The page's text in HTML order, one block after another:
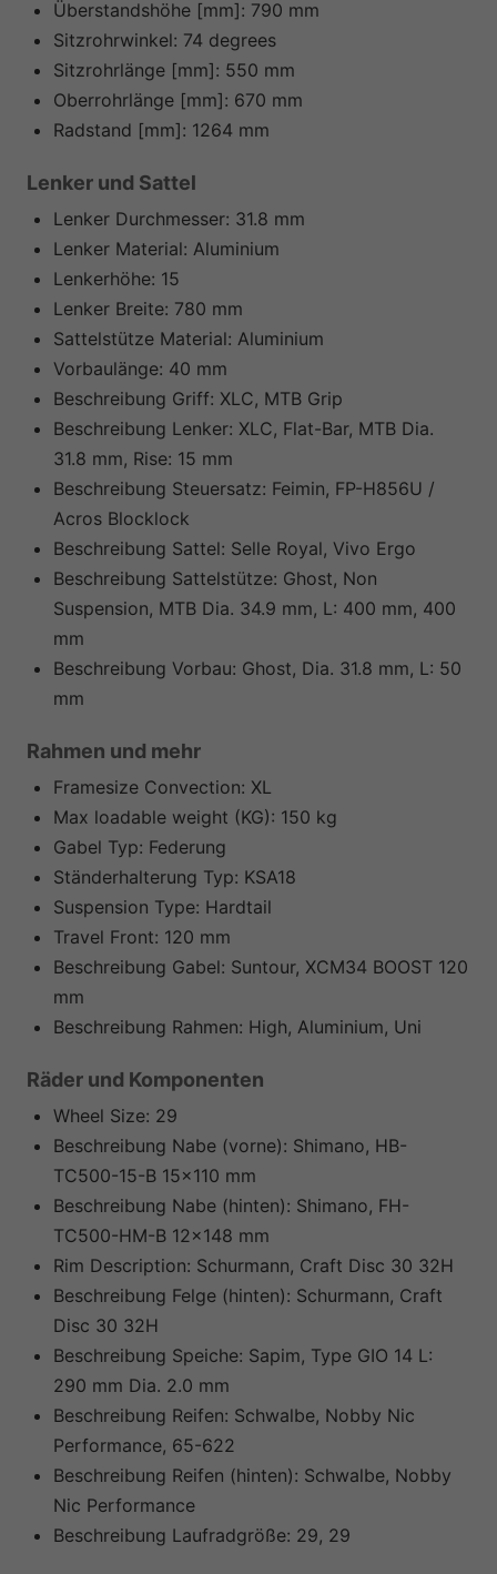
Überstandshöhe [mm]: 790 mm
Sitzrohrwinkel: 74 degrees
Sitzrohrlänge [mm]: 550 mm
Oberrohrlänge [mm]: 670 mm
Radstand [mm]: 1264 mm
Lenker und Sattel
Lenker Durchmesser: 31.8 mm
Lenker Material: Aluminium
Lenkerhöhe: 15
Lenker Breite: 780 mm
Sattelstütze Material: Aluminium
Vorbaulänge: 40 mm
Beschreibung Griff: XLC, MTB Grip
Beschreibung Lenker: XLC, Flat-Bar, MTB Dia.
31.8 mm, Rise: 15 mm
Beschreibung Steuersatz: Feimin, FP-H856U /
Acros Blocklock
Beschreibung Sattel: Selle Royal, Vivo Ergo
Beschreibung Sattelstütze: Ghost, Non
Suspension, MTB Dia. 34.9 mm, L: 400 mm, 400
mm
Beschreibung Vorbau: Ghost, Dia. 31.8 mm, L: 50
mm
Rahmen und mehr
Framesize Convection: XL
Max loadable weight (KG): 150 kg
Gabel Typ: Federung
Ständerhalterung Typ: KSA18
Suspension Type: Hardtail
Travel Front: 120 mm
Beschreibung Gabel: Suntour, XCM34 BOOST 120
mm
Beschreibung Rahmen: High, Aluminium, Uni
Räder und Komponenten
Wheel Size: 29
Beschreibung Nabe (vorne): Shimano, HB-
TC500-15-B 15x110 mm
Beschreibung Nabe (hinten): Shimano, FH-
TC500-HM-B 12x148 mm
Rim Description: Schurmann, Craft Disc 30 32H
Beschreibung Felge (hinten): Schurmann, Craft
Disc 30 32H
Beschreibung Speiche: Sapim, Type GIO 14 L:
290 mm Dia. 2.0 mm
Beschreibung Reifen: Schwalbe, Nobby Nic
Performance, 65-622
Beschreibung Reifen (hinten): Schwalbe, Nobby
Nic Performance
Beschreibung Laufradgröße: 29, 29